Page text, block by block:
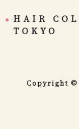
HAIR
TOKYO
Copyright ©